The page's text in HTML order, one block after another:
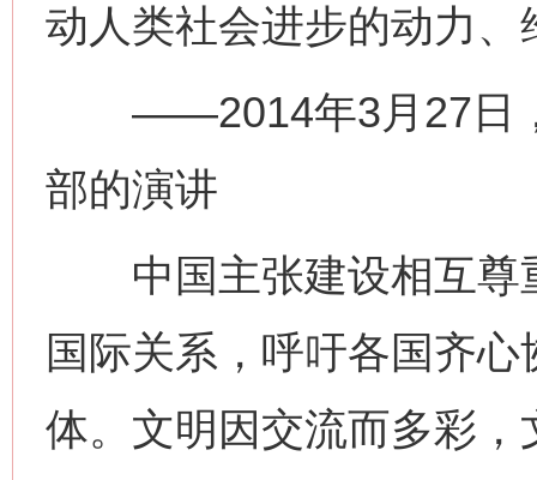
动人类社会进步的动力
——2014年3月27日，
部的演讲
中国主张建设相互尊
国际关系，呼吁各国齐
体。文明因交流而多彩